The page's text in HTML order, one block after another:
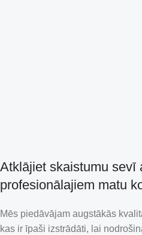
Atklājiet skaistumu sevī
profesionālajiem matu
Mēs piedāvājam augstākās
kas ir īpaši izstrādāti, lai